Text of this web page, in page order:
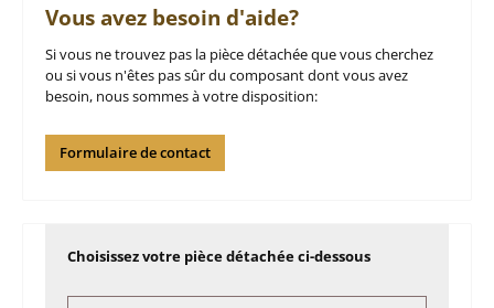
Vous avez besoin d'aide?
Si vous ne trouvez pas la pièce détachée que vous cherchez
ou si vous n'êtes pas sûr du composant dont vous avez
besoin, nous sommes à votre disposition:
Formulaire de contact
Choisissez votre pièce détachée ci-dessous